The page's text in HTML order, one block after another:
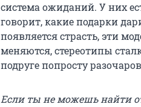
система ожиданий. У них
говорит, какие подарки
появляется страсть, эти
меняются, стереотипы
подруге попросту
Если ты не можешь найти